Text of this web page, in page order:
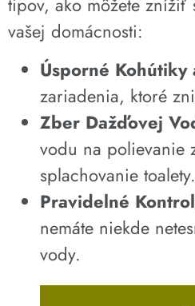
vašej domácnosti:
Úsporné Kohútiky
zariadenia, ktoré
Zber Dažďovej
vodu na polievanie
splachovanie toalety.
Pravidelné
nemáte niekde
vody.